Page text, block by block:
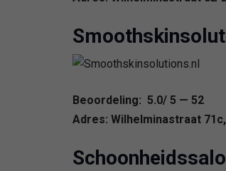
Beoordeling: 5.0/ 5 — 52
Adres: Wilhelminastraat